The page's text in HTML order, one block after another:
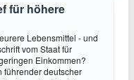
für höhere
Lebensmittel - und
vom Staat für
Einkommen?
führender deutscher